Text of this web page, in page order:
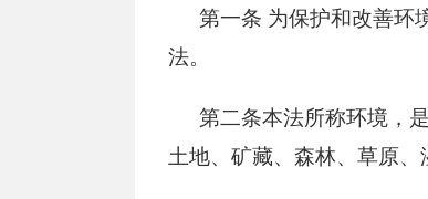
第一条 为保护和改善环
法。
第二条本法所称环境，
土地、矿藏、森林、草原